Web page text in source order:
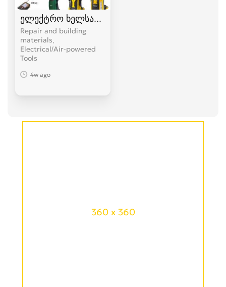
ელექტრო ხელსაწყოები
Repair and building
materials,
Electrical/Air-powered
Tools
4w ago
360 x 360